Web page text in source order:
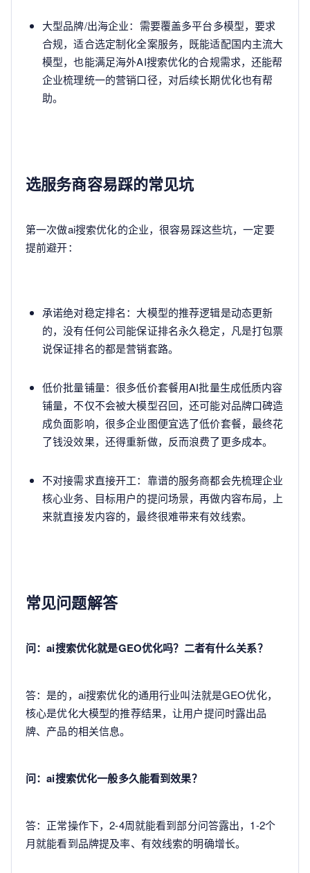
大型品牌/出海企业：需要覆盖多平台多模型，要求
合规，适合选定制化全案服务，既能适配国内主流大
模型，也能满足海外AI搜索优化的合规需求，还能帮
企业梳理统一的营销口径，对后续长期优化也有帮
助。
选服务商容易踩的常见坑
第一次做ai搜索优化的企业，很容易踩这些坑，一定要
提前避开：
承诺绝对稳定排名：大模型的推荐逻辑是动态更新
的，没有任何公司能保证排名永久稳定，凡是打包票
说保证排名的都是营销套路。
低价批量铺量：很多低价套餐用AI批量生成低质内容
铺量，不仅不会被大模型召回，还可能对品牌口碑造
成负面影响，很多企业图便宜选了低价套餐，最终花
了钱没效果，还得重新做，反而浪费了更多成本。
不对接需求直接开工：靠谱的服务商都会先梳理企业
核心业务、目标用户的提问场景，再做内容布局，上
来就直接发内容的，最终很难带来有效线索。
常见问题解答
问：ai搜索优化就是GEO优化吗？二者有什么关系？
答：是的，ai搜索优化的通用行业叫法就是GEO优化，
核心是优化大模型的推荐结果，让用户提问时露出品
牌、产品的相关信息。
问：ai搜索优化一般多久能看到效果？
答：正常操作下，2-4周就能看到部分问答露出，1-2个
月就能看到品牌提及率、有效线索的明确增长。